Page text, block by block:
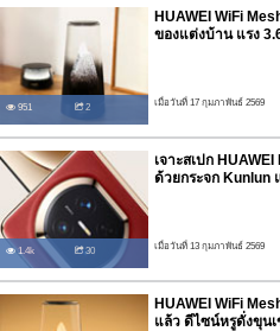
951 2
HUAWEI WiFi
ของแต่งบ้าน แรง
เมื่อวันที่ 17 กุมภาพันธ์ 2569
1.4k 30
เจาะสเปก
ด้วยกระจก Kunlun
เมื่อวันที่ 13 กุมภาพันธ์ 2569
HUAWEI WiFi
แล้ว ดีไซน์หรูดั่งขุนเ